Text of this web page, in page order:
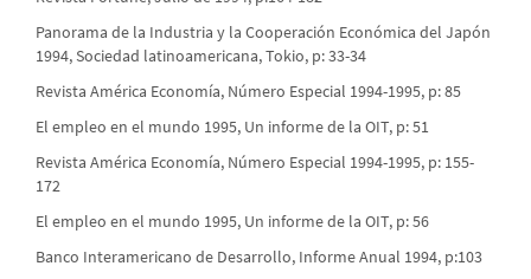
Panorama de la Industria y la Cooperación Económica del Japón
1994, Sociedad latinoamericana, Tokio, p: 33-34
Revista América Economía, Número Especial 1994-1995, p: 85
El empleo en el mundo 1995, Un informe de la OIT, p: 51
Revista América Economía, Número Especial 1994-1995, p: 155-
172
El empleo en el mundo 1995, Un informe de la OIT, p: 56
Banco Interamericano de Desarrollo, Informe Anual 1994, p:103